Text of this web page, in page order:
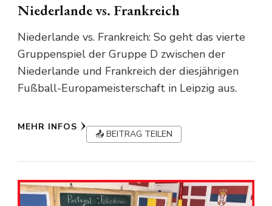
Niederlande vs. Frankreich
Niederlande vs. Frankreich: So geht das vierte
Gruppenspiel der Gruppe D zwischen der
Niederlande und Frankreich der diesjährigen
Fußball-Europameisterschaft in Leipzig aus.
MEHR INFOS
📤 BEITRAG TEILEN